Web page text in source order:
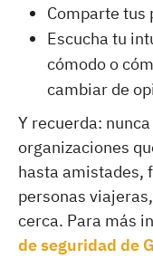
Comparte tus
Escucha tu
cómodo o
cambiar de
Y recuerda:
organizaciones
hasta amistades,
personas
cerca. Para más
de seguridad de